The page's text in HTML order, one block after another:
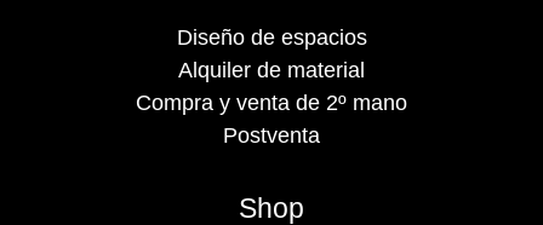
Diseño de espacios
Alquiler de material
Compra y venta de 2º mano
Postventa
Shop